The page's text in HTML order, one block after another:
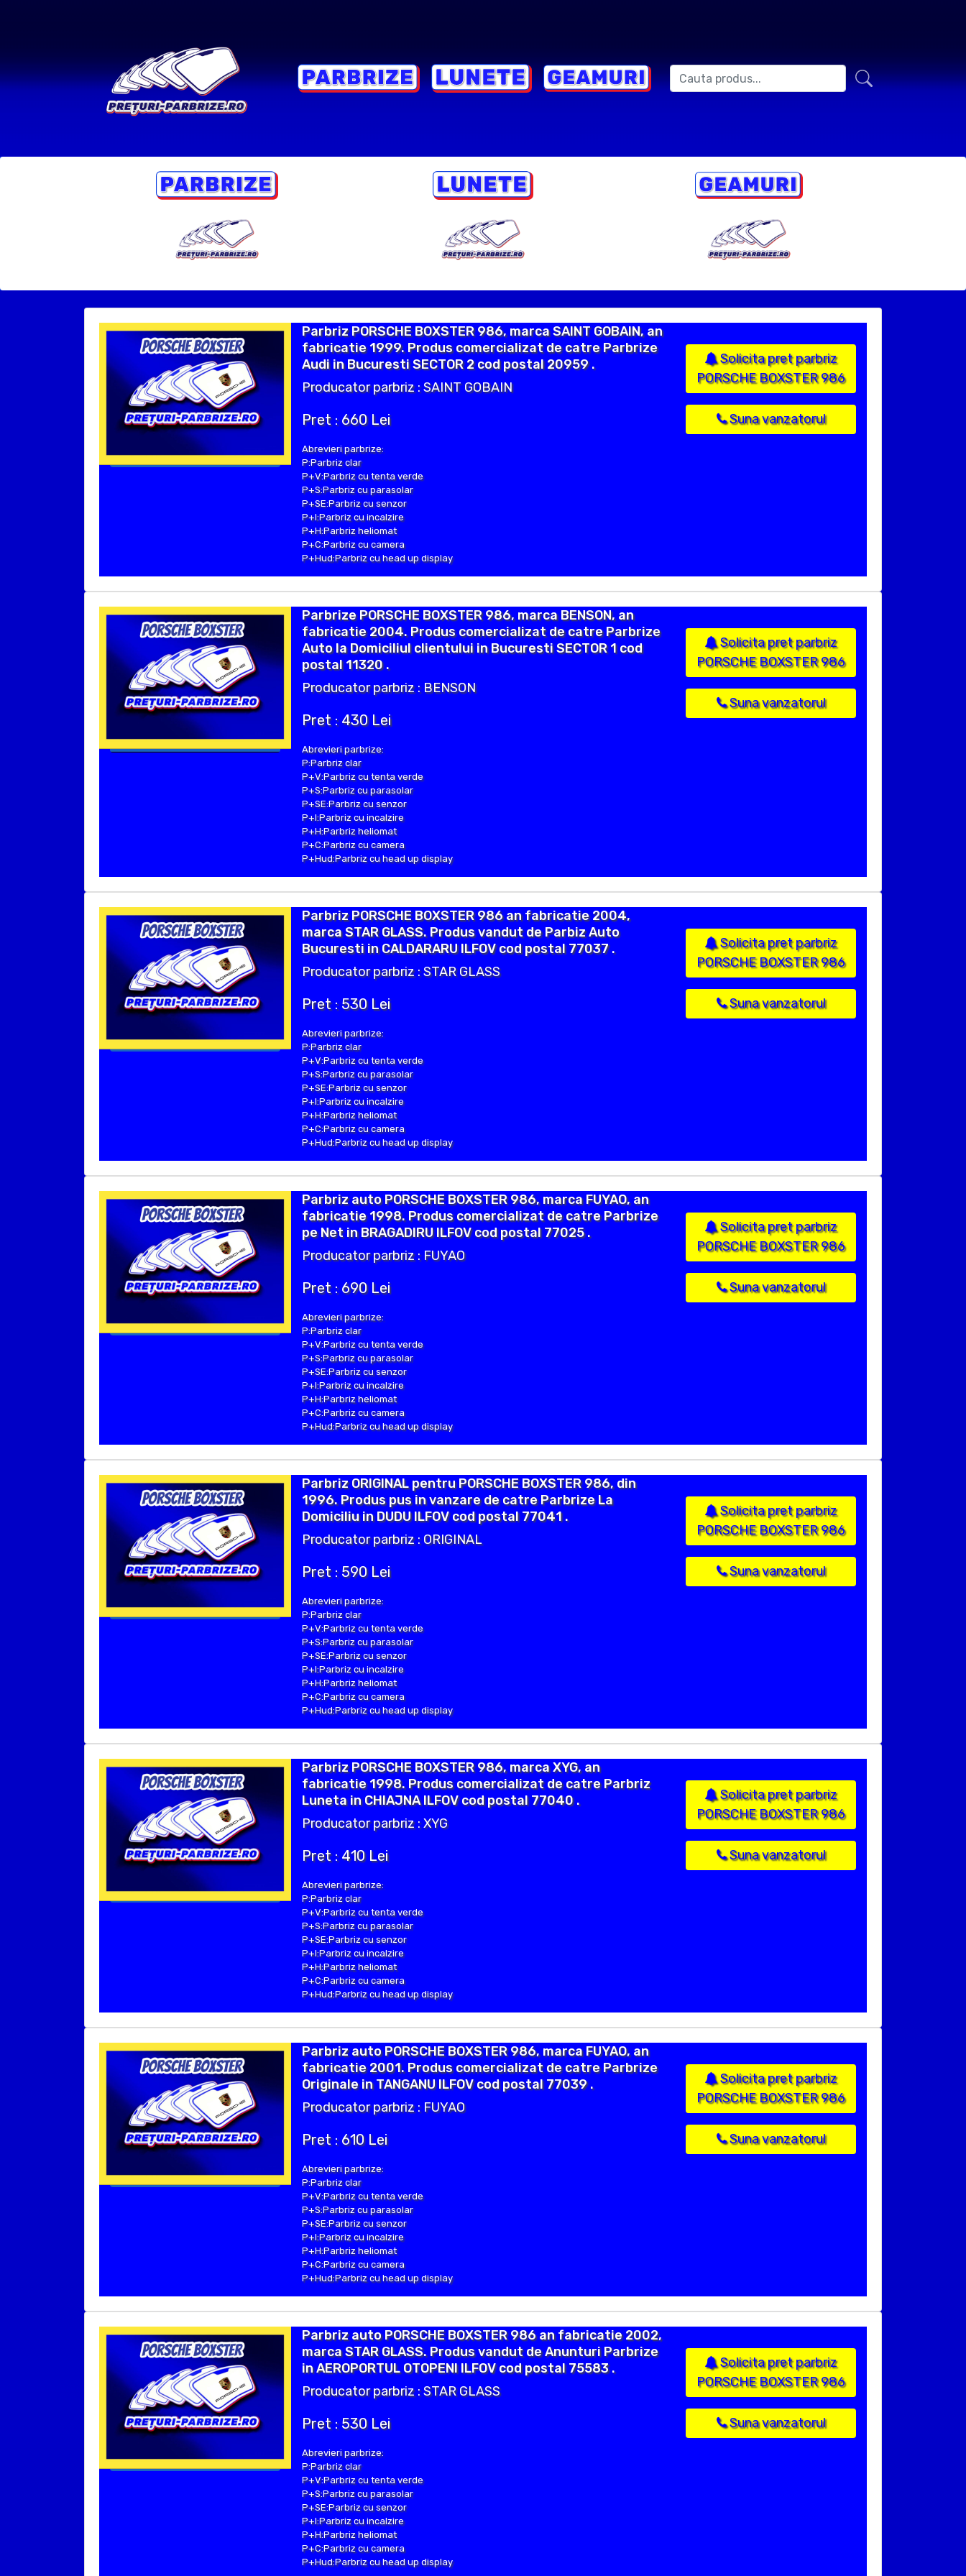
Parbriz PORSCHE BOXSTER 986, marca SAINT GOBAIN, an
fabricatie 1999. Produs comercializat de catre Parbrize
Audi in Bucuresti SECTOR 2 cod postal 20959 .
Producator parbriz : SAINT GOBAIN
Pret : 660 Lei
Abrevieri parbrize:
P:Parbriz clar
P+V:Parbriz cu tenta verde
P+S:Parbriz cu parasolar
P+SE:Parbriz cu senzor
P+I:Parbriz cu incalzire
P+H:Parbriz heliomat
P+C:Parbriz cu camera
P+Hud:Parbriz cu head up display
Solicita pret parbriz
PORSCHE BOXSTER 986
Suna vanzatorul
Parbrize PORSCHE BOXSTER 986, marca BENSON, an
fabricatie 2004. Produs comercializat de catre Parbrize
Auto la Domiciliul clientului in Bucuresti SECTOR 1 cod
postal 11320 .
Producator parbriz : BENSON
Pret : 430 Lei
Abrevieri parbrize:
P:Parbriz clar
P+V:Parbriz cu tenta verde
P+S:Parbriz cu parasolar
P+SE:Parbriz cu senzor
P+I:Parbriz cu incalzire
P+H:Parbriz heliomat
P+C:Parbriz cu camera
P+Hud:Parbriz cu head up display
Solicita pret parbriz
PORSCHE BOXSTER 986
Suna vanzatorul
Parbriz PORSCHE BOXSTER 986 an fabricatie 2004,
marca STAR GLASS. Produs vandut de Parbiz Auto
Bucuresti in CALDARARU ILFOV cod postal 77037 .
Producator parbriz : STAR GLASS
Pret : 530 Lei
Abrevieri parbrize:
P:Parbriz clar
P+V:Parbriz cu tenta verde
P+S:Parbriz cu parasolar
P+SE:Parbriz cu senzor
P+I:Parbriz cu incalzire
P+H:Parbriz heliomat
P+C:Parbriz cu camera
P+Hud:Parbriz cu head up display
Solicita pret parbriz
PORSCHE BOXSTER 986
Suna vanzatorul
Parbriz auto PORSCHE BOXSTER 986, marca FUYAO, an
fabricatie 1998. Produs comercializat de catre Parbrize
pe Net in BRAGADIRU ILFOV cod postal 77025 .
Producator parbriz : FUYAO
Pret : 690 Lei
Abrevieri parbrize:
P:Parbriz clar
P+V:Parbriz cu tenta verde
P+S:Parbriz cu parasolar
P+SE:Parbriz cu senzor
P+I:Parbriz cu incalzire
P+H:Parbriz heliomat
P+C:Parbriz cu camera
P+Hud:Parbriz cu head up display
Solicita pret parbriz
PORSCHE BOXSTER 986
Suna vanzatorul
Parbriz ORIGINAL pentru PORSCHE BOXSTER 986, din
1996. Produs pus in vanzare de catre Parbrize La
Domiciliu in DUDU ILFOV cod postal 77041 .
Producator parbriz : ORIGINAL
Pret : 590 Lei
Abrevieri parbrize:
P:Parbriz clar
P+V:Parbriz cu tenta verde
P+S:Parbriz cu parasolar
P+SE:Parbriz cu senzor
P+I:Parbriz cu incalzire
P+H:Parbriz heliomat
P+C:Parbriz cu camera
P+Hud:Parbriz cu head up display
Solicita pret parbriz
PORSCHE BOXSTER 986
Suna vanzatorul
Parbriz PORSCHE BOXSTER 986, marca XYG, an
fabricatie 1998. Produs comercializat de catre Parbriz
Luneta in CHIAJNA ILFOV cod postal 77040 .
Producator parbriz : XYG
Pret : 410 Lei
Abrevieri parbrize:
P:Parbriz clar
P+V:Parbriz cu tenta verde
P+S:Parbriz cu parasolar
P+SE:Parbriz cu senzor
P+I:Parbriz cu incalzire
P+H:Parbriz heliomat
P+C:Parbriz cu camera
P+Hud:Parbriz cu head up display
Solicita pret parbriz
PORSCHE BOXSTER 986
Suna vanzatorul
Parbriz auto PORSCHE BOXSTER 986, marca FUYAO, an
fabricatie 2001. Produs comercializat de catre Parbrize
Originale in TANGANU ILFOV cod postal 77039 .
Producator parbriz : FUYAO
Pret : 610 Lei
Abrevieri parbrize:
P:Parbriz clar
P+V:Parbriz cu tenta verde
P+S:Parbriz cu parasolar
P+SE:Parbriz cu senzor
P+I:Parbriz cu incalzire
P+H:Parbriz heliomat
P+C:Parbriz cu camera
P+Hud:Parbriz cu head up display
Solicita pret parbriz
PORSCHE BOXSTER 986
Suna vanzatorul
Parbriz auto PORSCHE BOXSTER 986 an fabricatie 2002,
marca STAR GLASS. Produs vandut de Anunturi Parbrize
in AEROPORTUL OTOPENI ILFOV cod postal 75583 .
Producator parbriz : STAR GLASS
Pret : 530 Lei
Abrevieri parbrize:
P:Parbriz clar
P+V:Parbriz cu tenta verde
P+S:Parbriz cu parasolar
P+SE:Parbriz cu senzor
P+I:Parbriz cu incalzire
P+H:Parbriz heliomat
P+C:Parbriz cu camera
P+Hud:Parbriz cu head up display
Solicita pret parbriz
PORSCHE BOXSTER 986
Suna vanzatorul